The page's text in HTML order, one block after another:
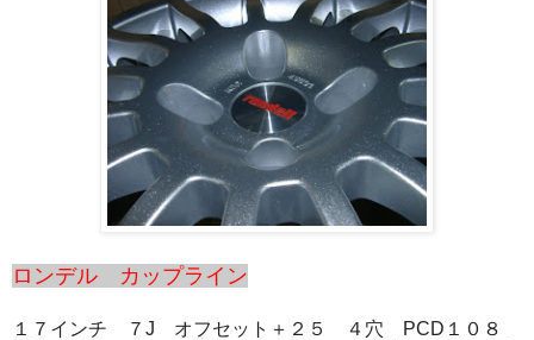
ロンデル カップライン
１７インチ ７J オフセット＋２５ ４穴 PCD１０８